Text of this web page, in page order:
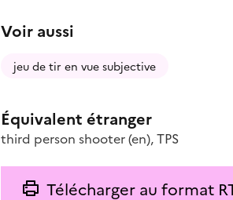
Voir aussi
jeu de tir en vue subjective
Équivalent étranger
third person shooter(en),TPS
Télécharger au format